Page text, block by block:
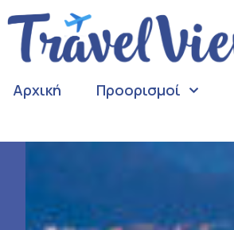
Αρχική Προορισμοί